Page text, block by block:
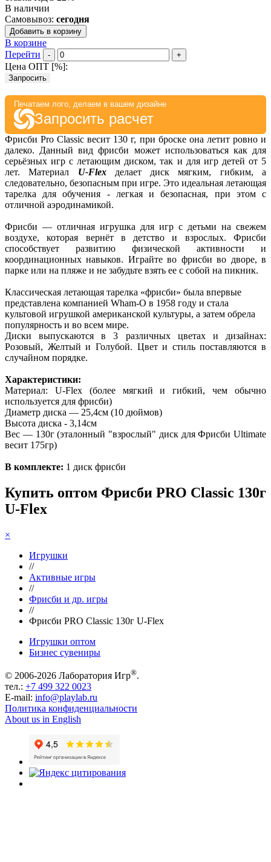
В наличии
Самовывоз: сегодня
Добавить в корзину
В корзине
Перейти
- +
Цена ОПТ [%]:
Запросить
Печатаем лого, делаем в вашем дизайне
Запросить расчет
Фрисби Pro Classic весит 130 г, при броске она летит ровно и
далеко. Данный вид фрисби может использоваться как для
серьёзных игр с летающим диском, так и для игр детей от 5
лет. Материал U-Flexделает диск мягким, гибким, а
следовательно, безопасным при игре. Это идеальная летающая
тарелка для обучения - легкая и безопасная, при этом с
отличной аэродинамикой.
Фрисби — отличная игрушка для игр с детьми на свежем
воздухе, которая вернёт в детство и взрослых. Фрисби
способствует развитию физической активности и
координационных навыков. Играйте во фрисби во дворе, в
парке или на пляже и не забудьте взять ее с собой на пикник.
Классическая летающая тарелка «фрисби» была впервые
представлена компанией Wham-O в 1958 году и стала
культовой игрушкой американской культуры, а затем обрела
популярность и во всем мире.
Диски выпускаются в 3 различных цветах и дизайнах:
Розовый, Желтый и Голубой. Цвет и стиль поставляются в
случайном порядке.
Характеристики:
Материал: U-Flex
(более мягкий и гибкий, чем обычно
используется для фрисби)
Диаметр диска — 25,4см (10 дюймов)
Высота диска - 3,14см
Вес — 130г (эталонный "взрослый" диск для Фрисби Ultimate
весит 175гр)
В комплекте: 1 диск фрисби
Купить оптом Фрисби PRO Classic 130г
U-Flex
×
Игрушки
//
Активные игры
//
Фрисби и др. игры
//
Фрисби PRO Classic 130г U-Flex
Игрушки оптом
Бизнес сувениры
© 2006-2026 Лаборатория Игр®.
тел.: +7 499 322 0023
E-mail: info@playlab.ru
Политика конфиденциальности
About us in English